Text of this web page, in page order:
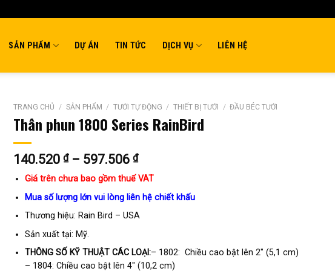
SẢN PHẨM DỰ ÁN TIN TỨC DỊCH VỤ LIÊN HỆ
TRANG CHỦ / SẢN PHẨM / TƯỚI TỰ ĐỘNG / THIẾT BỊ TƯỚI / ĐẦU BÉC TƯỚI
Thân phun 1800 Series RainBird
140.520₫ – 597.506₫Khoảng
giá:
từ
140.520 ₫
đến
597.506 ₫
Giá trên chưa bao gồm thuế VAT
Mua số lượng lớn vui lòng liên hệ chiết khấu
Thương hiệu: Rain Bird – USA
Sản xuất tại: Mỹ.
THÔNG SỐ KỸ THUẬT CÁC LOẠI:– 1802: Chiều cao bật lên 2″ (5,1 cm)
– 1804: Chiều cao bật lên 4″ (10,2 cm)